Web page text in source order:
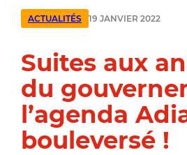
ACTUALITÉS 19 JANVIER 2022
Suites aux
du
l’agenda
bouleversé !